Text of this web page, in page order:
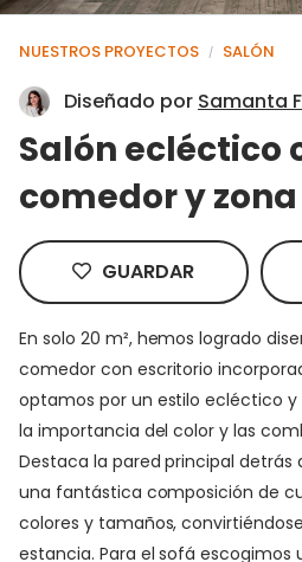
NUESTROS PROYECTOS / SALÓN
Diseñado por Samanta
Salón ecléctico
comedor y
GUARDAR
En solo 20 m², hemos logrado
comedor con escritorio
optamos por un estilo ecléctico
la importancia del color y las
Destaca la pared principal detrás
una fantástica composición de
colores y tamaños,
estancia. Para el sofá escogimos